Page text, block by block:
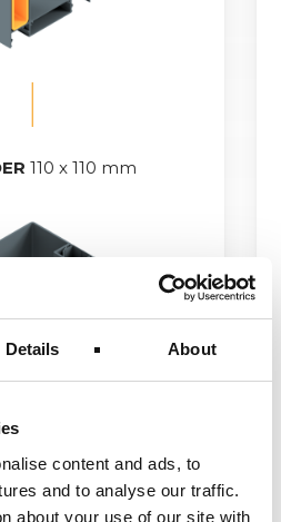
Details About
content and ads, to
and to analyse our traffic.
about your use of our site with
110 x 110 mm
103 x 55 mm